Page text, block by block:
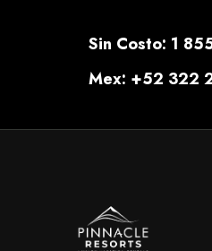
Sin Costo: 1
Mex: +52 322